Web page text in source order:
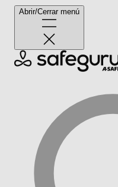
Abrir/Cerrar menú